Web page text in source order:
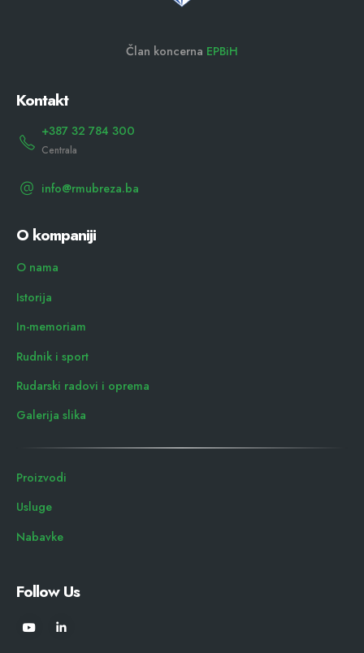
Član koncerna EPBiH
Kontakt
+387 32 784 300
Centrala
info@rmubreza.ba
O kompaniji
O nama
Istorija
In-memoriam
Rudnik i sport
Rudarski radovi i oprema
Galerija slika
Proizvodi
Usluge
Nabavke
Follow Us